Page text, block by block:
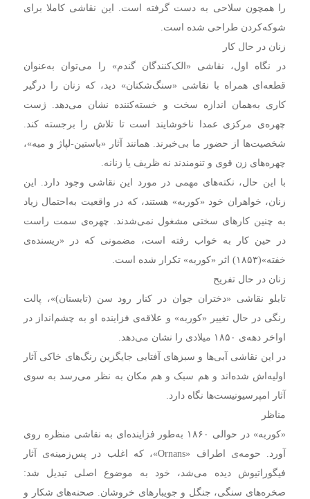
را همچون سلاحی به دست گرفته است. این نقاشی کاملا برای
شوکه‌کردن طراحی شده است.
زنان در حال کار
در نگاه اول، نقاشی «الک‌کنندگان گندم» را می‌توان به‌عنوان
قطعه‌ای همراه با نقاشی «سنگ‌شکنان» دید، که زنان را درگیر
کاری به‌همان اندازه سخت و خسته‌کننده نشان می‌دهد. ژست
چهره‌ی مرکزی عمدا ناخوشایند است تا تلاش را برجسته کند.
شخصیت‌ها از حضور ما بی‌خبرند. همانند آثار «باستین-لپاژ و میه»،
چهره‌های زن قوی و تنومندند نه ظریف یا زنانه.
با این حال، نکته‌های مهمی در مورد این نقاشی وجود دارد. این
زنان، خواهران خود «کوربه» هستند، که در واقعیت به‌احتمال زیاد
به چنین کارهای سختی مشغول نمی‌شدند. چهره‌ی سمت راست
در حین کار به خواب رفته است،‌ مضمونی که در «ریسنده‌ی
خفته»(۱۸۵۳) اثر «کوربه» تکرار شده است.
زنان در حال تفریح
تابلو نقاشی «دختران جوان در کنار رود سن (تابستان)»‌، پالت
رنگی در حال تغییر «کوربه» و علاقه‌ی فزاینده او به چشم‌انداز در
اواخر دهه‌ی ۱۸۵۰ میلادی را نشان می‌دهد.
در این نقاشی آبی‌ها و سبزهای آفتابی جایگزین رنگ‌های خاکی آثار
اولیه‌اش شده‌اند و هم سبک و هم مکان به نظر می‌رسد به سوی
آثار امپرسیونیست‌ها نگاه دارد.
مناظر
«کوربه» در حوالی ۱۸۶۰ به‌طور فزاینده‌ای به نقاشی منظره روی
آورد. حومه‌ی اطراف «Ornans»، که اغلب در پس‌زمینه‌ی آثار
فیگوراتیوش دیده می‌شد، خود به موضوع اصلی تبدیل شد:
صخره‌های سنگی، جنگل و جویبارهای خروشان. صحنه‌های شکار و